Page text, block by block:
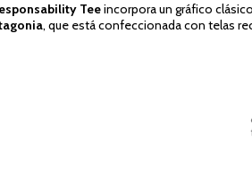
Teeincorpora un gráfico
, que está confeccionada con telas